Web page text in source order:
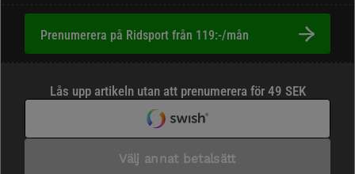
Prenumerera på Ridsport från 119:-/mån